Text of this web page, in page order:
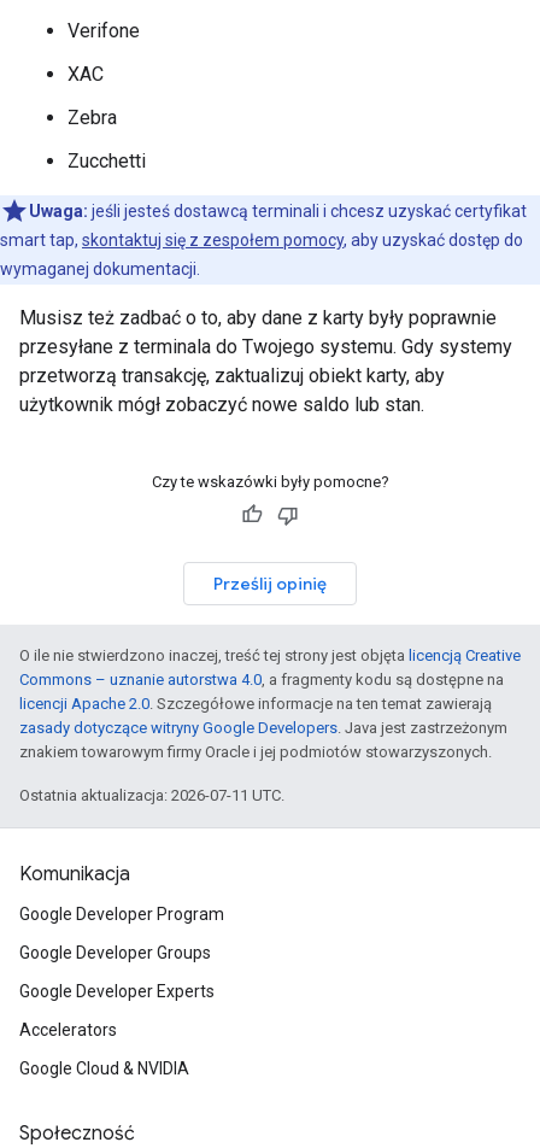
Verifone
XAC
Zebra
Zucchetti
Uwaga: jeśli jesteś dostawcą terminali i chcesz uzyskać certyfikat
smart tap, skontaktuj się z zespołem pomocy, aby uzyskać dostęp do
wymaganej dokumentacji.
Musisz też zadbać o to, aby dane z karty były poprawnie
przesyłane z terminala do Twojego systemu. Gdy systemy
przetworzą transakcję, zaktualizuj obiekt karty, aby
użytkownik mógł zobaczyć nowe saldo lub stan.
Czy te wskazówki były pomocne?
Prześlij opinię
O ile nie stwierdzono inaczej, treść tej strony jest objęta licencją Creative
Commons – uznanie autorstwa 4.0, a fragmenty kodu są dostępne na
licencji Apache 2.0. Szczegółowe informacje na ten temat zawierają
zasady dotyczące witryny Google Developers. Java jest zastrzeżonym
znakiem towarowym firmy Oracle i jej podmiotów stowarzyszonych.
Ostatnia aktualizacja: 2026-07-11 UTC.
Komunikacja
Google Developer Program
Google Developer Groups
Google Developer Experts
Accelerators
Google Cloud & NVIDIA
Społeczność